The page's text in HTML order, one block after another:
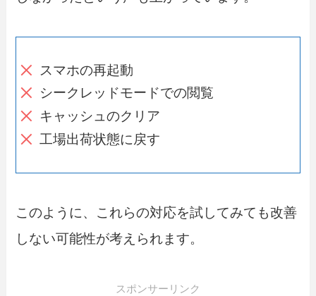
スマホの再起動
シークレッドモードでの閲覧
キャッシュのクリア
工場出荷状態に戻す
このように、これらの対応を試してみても改善
しない可能性が考えられます。
スポンサーリンク